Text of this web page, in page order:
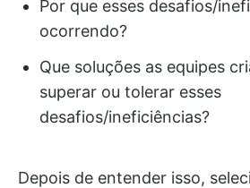
Por que esses desafios/
ocorrendo?
Que soluções as equipes
superar ou tolerar esses
desafios/ineficiências?
Depois de entender isso,